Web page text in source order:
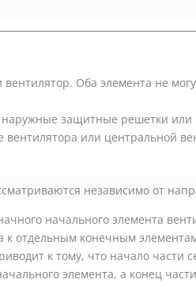
Оба элемента не
защитные решетки или
или центральной
независимо от
начального элемента
к отдельным конечным
к тому, что начало части
элемента, а конец